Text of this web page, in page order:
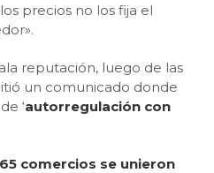
precios no los fija el
reputación, luego de las
un comunicado donde
‘autorregulación con
65 comercios se unieron